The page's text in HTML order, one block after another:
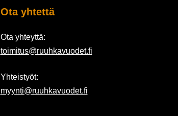
Ota yhtettä
Ota yhteyttä:
toimitus@ruuhkavuodet.fi
Yhteistyöt:
myynti@ruuhkavuodet.fi